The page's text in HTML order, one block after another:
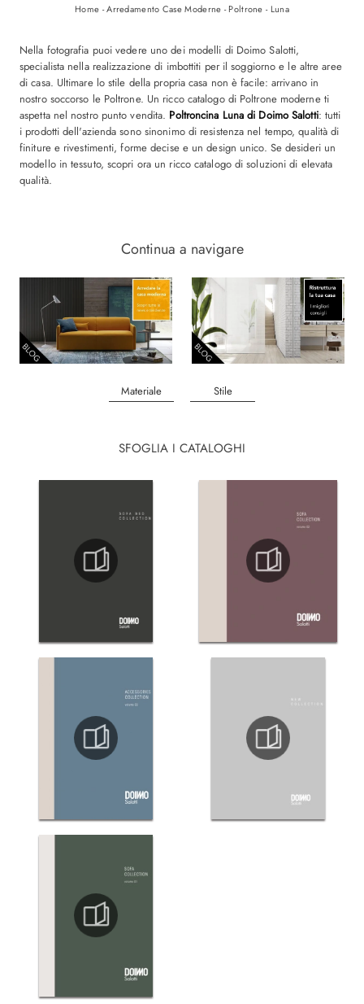
Nella fotografia puoi vedere uno dei modelli di Doimo Salotti,
specialista nella realizzazione di imbottiti per il soggiorno e le altre aree
di casa. Ultimare lo stile della propria casa non è facile: arrivano in
nostro soccorso le Poltrone. Un ricco catalogo di Poltrone moderne ti
aspetta nel nostro punto vendita. Poltroncina Luna di Doimo Salotti: tutti
i prodotti dell'azienda sono sinonimo di resistenza nel tempo, qualità di
finiture e rivestimenti, forme decise e un design unico. Se desideri un
modello in tessuto, scopri ora un ricco catalogo di soluzioni di elevata
qualità.
Home -Arredamento Case Moderne -Poltrone - Luna
Continua a navigare
Materiale Stile
SFOGLIA I CATALOGHI